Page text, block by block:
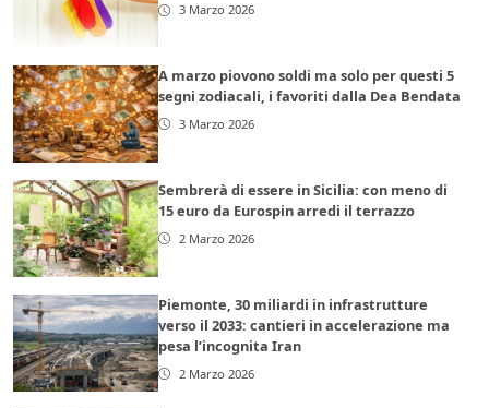
3 Marzo 2026
A marzo piovono soldi ma solo per questi 5
segni zodiacali, i favoriti dalla Dea Bendata
3 Marzo 2026
Sembrerà di essere in Sicilia: con meno di
15 euro da Eurospin arredi il terrazzo
2 Marzo 2026
Piemonte, 30 miliardi in infrastrutture
verso il 2033: cantieri in accelerazione ma
pesa l’incognita Iran
2 Marzo 2026